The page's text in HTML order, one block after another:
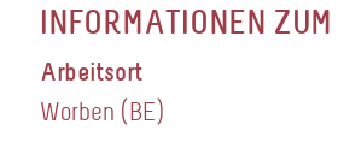
INFORMATIONEN
Arbeitsort
Worben (BE)